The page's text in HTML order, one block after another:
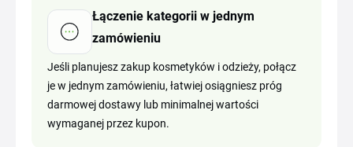
Łączenie kategorii w jednym
zamówieniu
Jeśli planujesz zakup kosmetyków i odzieży, połącz
je w jednym zamówieniu, łatwiej osiągniesz próg
darmowej dostawy lub minimalnej wartości
wymaganej przez kupon.